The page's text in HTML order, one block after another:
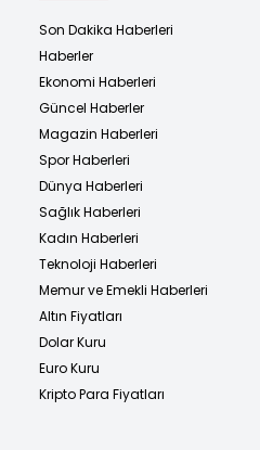
Son Dakika Haberleri
Haberler
Ekonomi Haberleri
Güncel Haberler
Magazin Haberleri
Spor Haberleri
Dünya Haberleri
Sağlık Haberleri
Kadın Haberleri
Teknoloji Haberleri
Memur ve Emekli Haberleri
Altın Fiyatları
Dolar Kuru
Euro Kuru
Kripto Para Fiyatları